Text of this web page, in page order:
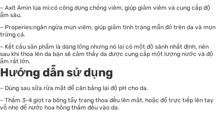
– Axit Amin lúa mì:có công dụng chống viêm, giúp giảm viêm và cung cấp độ
ẩm sâu.
– Properies:ngăn ngừa mụn viêm, giúp giảm tình trạng mẩn đỏ trên da và mụn
trứng cá.
– Kết cấu sản phẩm là dạng lỏng nhưng nó lại có một độ sánh nhất định, nên
sau khi thoa lên da bạn sẽ cảm thấy da được cung cấp một lượng nước và độ
ẩm rất lớn.
Hướng dẫn sử dụng
– Dùng sau sữa rửa mặt để cân bằng lại độ pH cho da.
– Thấm 3-4 giọt ra bông tẩy trang thoa đều lên mặt, hoặc đổ trực tiếp lên tay
vỗ nhẹ để nước hoa hồng thấm đều vào da.